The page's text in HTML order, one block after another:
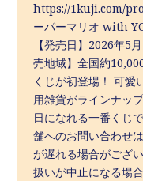
https://1kuji.com/
ーパーマリオ with
【発売日】2026年5
売地域】全国約
くじが初登場！ 可愛
用雑貨がラインナッ
日になれる一番く
舗へのお問い合わせ
が遅れる場合がござ
扱いが中止になる場